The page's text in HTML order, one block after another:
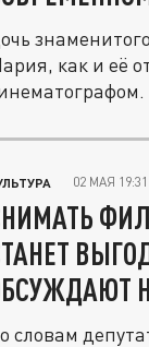
как и её
02 МАЯ 19:31
словам